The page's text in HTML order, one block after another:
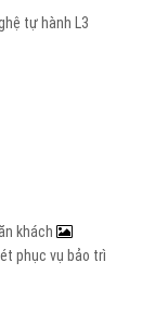
tự hành L3
khách
phục vụ bảo trì